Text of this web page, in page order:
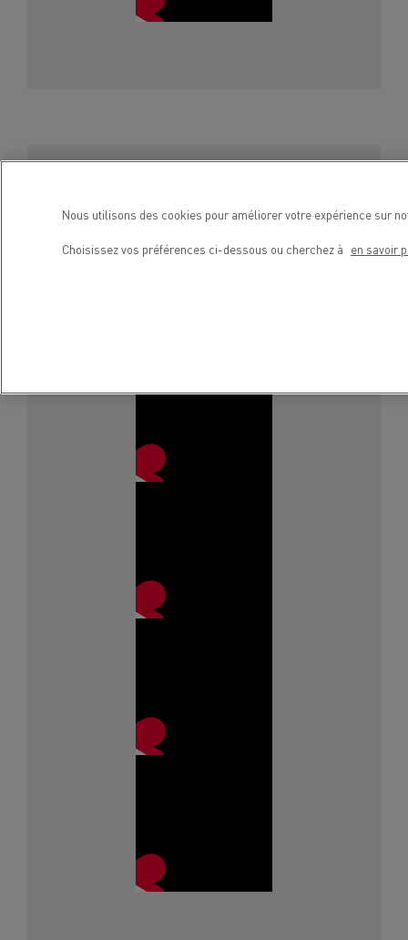
Quelles sont leurs missions dans les
usines d'assemblage des camions ?
Vous êtes plutôt automatismes ou
Nous utilisons des cookies pour améliorer votre expérience sur
Choisissez vos préférences ci-dessous ou cherchez à en savoir